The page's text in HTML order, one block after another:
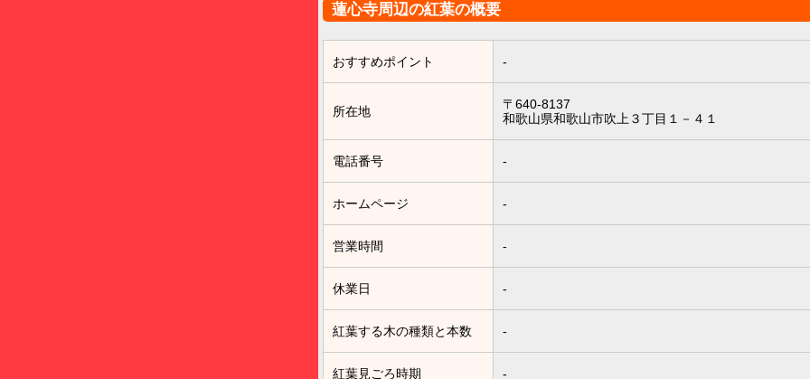
蓮心寺周辺の紅葉の概要
おすすめポイント -
所在地
〒640-8137
和歌山県和歌山市吹上３丁目１－４１
電話番号 -
ホームページ -
営業時間 -
休業日 -
紅葉する木の種類と本数 -
紅葉見ごろ時期 -